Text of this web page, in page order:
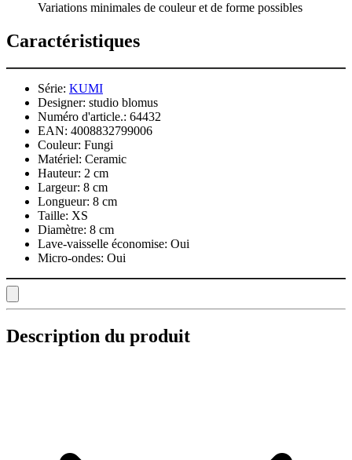
Variations minimales de couleur et de forme possibles
Caractéristiques
Série: KUMI
Designer: studio blomus
Numéro d'article.: 64432
EAN: 4008832799006
Couleur: Fungi
Matériel: Ceramic
Hauteur: 2 cm
Largeur: 8 cm
Longueur: 8 cm
Taille: XS
Diamètre: 8 cm
Lave-vaisselle économise: Oui
Micro-ondes: Oui
Description du produit